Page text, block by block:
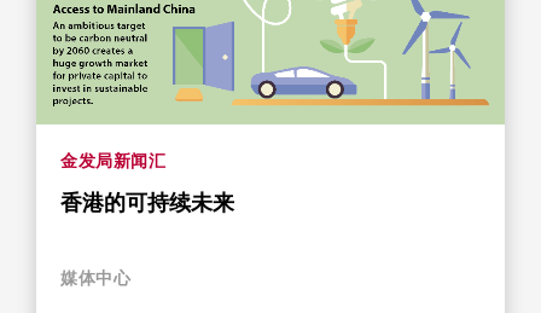
金发局新闻汇
香港的可持续未来
媒体中心